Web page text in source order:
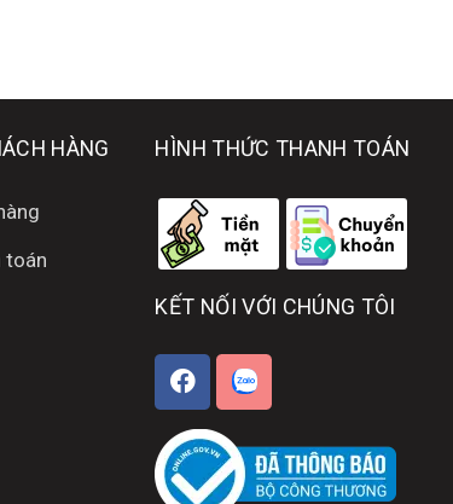
HÀNG
toán
HÌNH THỨC THANH TOÁN
KẾT NỐI VỚI CHÚNG TÔI